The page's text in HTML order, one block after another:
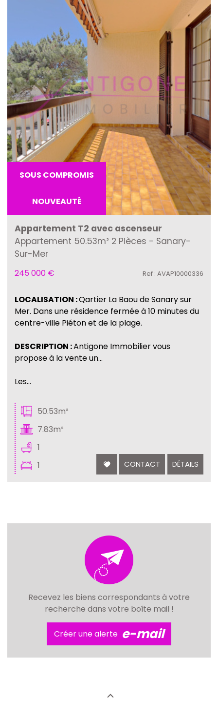
SOUS COMPROMIS
NOUVEAUTÉ
Appartement T2 avec ascenseur
Appartement 50.53m² 2 Pièces - Sanary-
Sur-Mer
245 000 € Ref : AVAP10000336
LOCALISATION :Qartier La Baou de Sanary sur
Mer. Dans une résidence fermée à 10 minutes du
centre-ville Piéton et de la plage.
DESCRIPTION :Antigone Immobilier vous
propose à la vente un...
Les...
50.53m²
7.83m²
1
1
CONTACT DÉTAILS
Recevez les biens correspondants à votre
recherche dans votre boîte mail !
Créer une alerte e-mail